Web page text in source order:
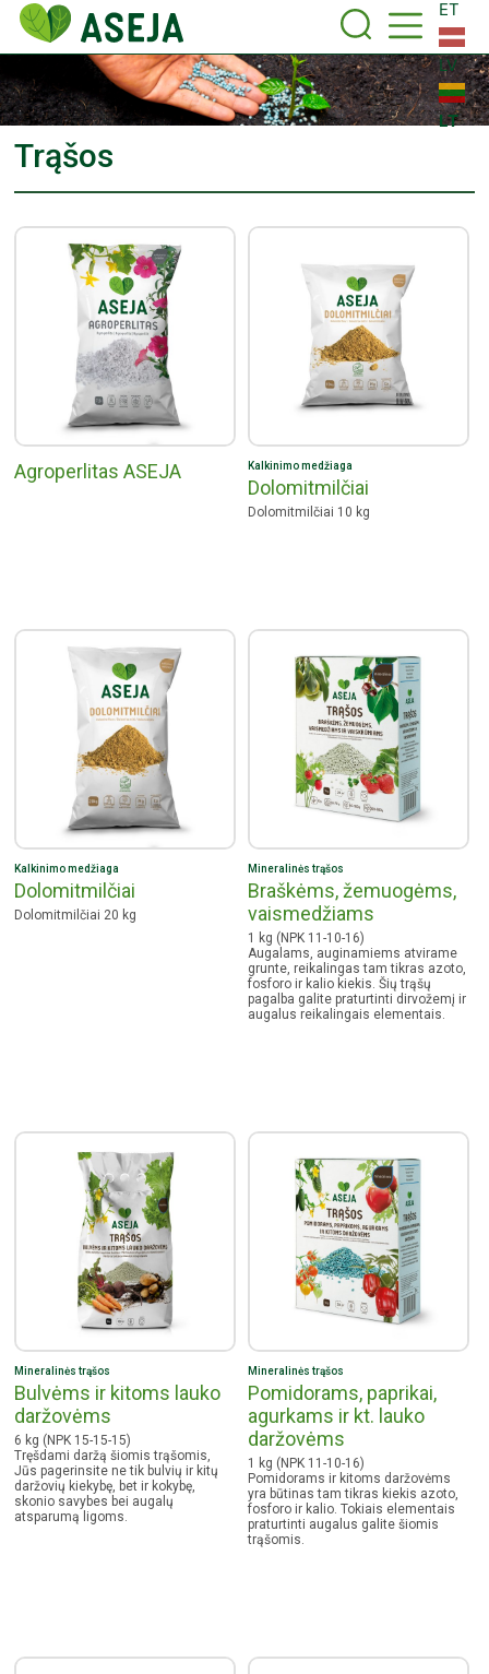
ET
LV
LT
Trąšos
Agroperlitas ASEJA Kalkinimo medžiaga
Dolomitmilčiai
Dolomitmilčiai 10 kg
Kalkinimo medžiaga
Dolomitmilčiai
Dolomitmilčiai 20 kg
Mineralinės trąšos
Braškėms, žemuogėms,
vaismedžiams
1 kg (NPK 11-10-16)
Augalams, auginamiems atvirame
grunte, reikalingas tam tikras azoto,
fosforo ir kalio kiekis. Šių trąšų
pagalba galite praturtinti dirvožemį ir
augalus reikalingais elementais.
Mineralinės trąšos
Bulvėms ir kitoms lauko
daržovėms
6 kg (NPK 15-15-15)
Tręšdami daržą šiomis trąšomis,
Jūs pagerinsite ne tik bulvių ir kitų
daržovių kiekybę, bet ir kokybę,
skonio savybes bei augalų
atsparumą ligoms.
Mineralinės trąšos
Pomidorams, paprikai,
agurkams ir kt. lauko
daržovėms
1 kg (NPK 11-10-16)
Pomidorams ir kitoms daržovėms
yra būtinas tam tikras kiekis azoto,
fosforo ir kalio. Tokiais elementais
praturtinti augalus galite šiomis
trąšomis.